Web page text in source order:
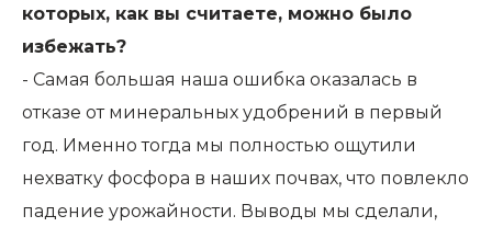
которых, как вы считаете, можно было
избежать?
- Самая большая наша ошибка оказалась в
отказе от минеральных удобрений в первый
год. Именно тогда мы полностью ощутили
нехватку фосфора в наших почвах, что повлекло
падение урожайности. Выводы мы сделали,